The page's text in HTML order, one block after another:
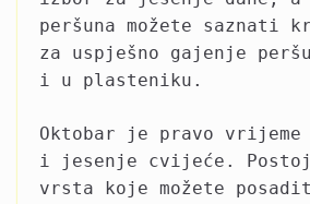
peršuna možete saznati
za uspješno gajenje
i u plasteniku.
Oktobar je pravo vrijeme
i jesenje cvijeće. Postoji
vrsta koje možete